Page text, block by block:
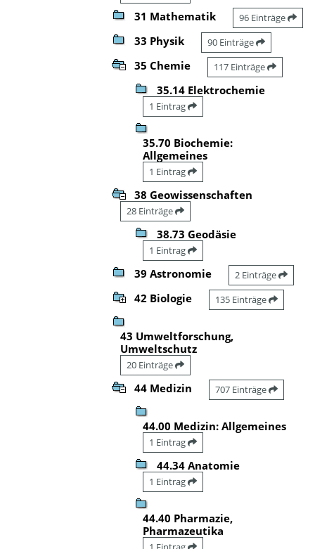
31 Mathematik 96 Einträge
33 Physik 90 Einträge
35 Chemie 117 Einträge
35.14 Elektrochemie
1 Eintrag
35.70 Biochemie:
Allgemeines
1 Eintrag
38 Geowissenschaften
28 Einträge
38.73 Geodäsie
1 Eintrag
39 Astronomie 2 Einträge
42 Biologie 135 Einträge
43 Umweltforschung,
Umweltschutz
20 Einträge
44 Medizin 707 Einträge
44.00 Medizin: Allgemeines
1 Eintrag
44.34 Anatomie
1 Eintrag
44.40 Pharmazie,
Pharmazeutika